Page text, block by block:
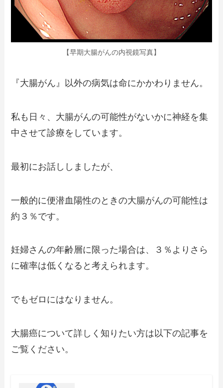
【早期大腸がんの内視鏡写真】
『大腸がん』以外の病気は命にかかわりません。
私も日々、大腸がんの可能性がないかに神経を集
中させて診療をしています。
最初にお話ししましたが、
一般的に便潜血陽性のときの大腸がんの可能性は
約３％です。
妊婦さんの年齢層に限った場合は、３％よりさら
に確率は低くなると考えられます。
でもゼロにはなりません。
大腸癌について詳しく知りたい方は以下の記事を
ご覧ください。